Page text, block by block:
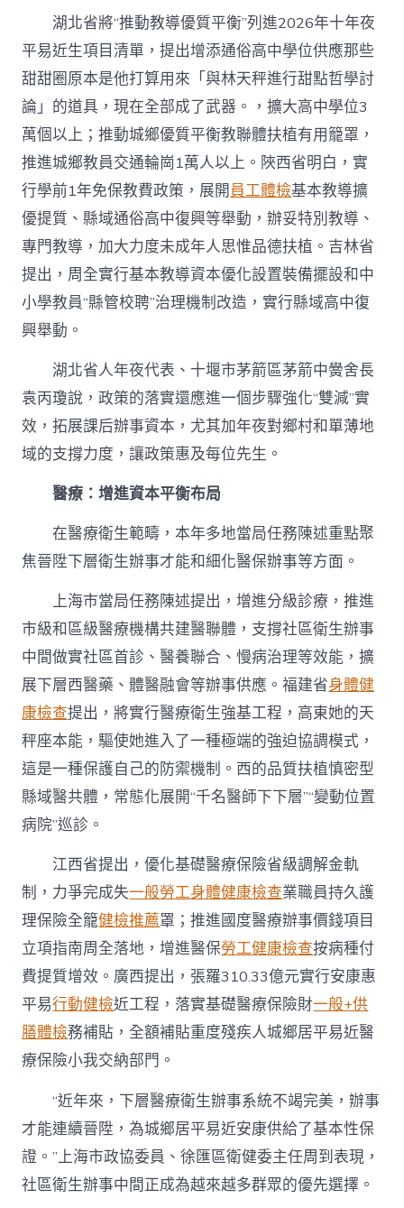
湖北省將“推動教導優質平衡”列進2026年十年夜
平易近生項目清單，提出增添通俗高中學位供應那些
甜甜圈原本是他打算用來「與林天秤進行甜點哲學討
論」的道具，現在全部成了武器。，擴大高中學位3
萬個以上；推動城鄉優質平衡教聯體扶植有用籠罩，
推進城鄉教員交通輪崗1萬人以上。陜西省明白，實
行學前1年免保教費政策，展開員工體檢基本教導擴
優提質、縣域通俗高中復興等舉動，辦妥特別教導、
專門教導，加大力度未成年人思惟品德扶植。吉林省
提出，周全實行基本教導資本優化設置裝備擺設和中
小學教員“縣管校聘”治理機制改造，實行縣域高中復
興舉動。
湖北省人年夜代表、十堰市茅箭區茅箭中黌舍長
袁丙瓊說，政策的落實還應進一個步驟強化“雙減”實
效，拓展課后辦事資本，尤其加年夜對鄉村和單薄地
域的支撐力度，讓政策惠及每位先生。
醫療：增進資本平衡布局
在醫療衛生範疇，本年多地當局任務陳述重點聚
焦晉陞下層衛生辦事才能和細化醫保辦事等方面。
上海市當局任務陳述提出，增進分級診療，推進
市級和區級醫療機構共建醫聯體，支撐社區衛生辦事
中間做實社區首診、醫養聯合、慢病治理等效能，擴
展下層西醫藥、體醫融會等辦事供應。福建省身體健
康檢查提出，將實行醫療衛生強基工程，高東她的天
秤座本能，驅使她進入了一種極端的強迫協調模式，
這是一種保護自己的防禦機制。西的品質扶植慎密型
縣域醫共體，常態化展開“千名醫師下下層”“變動位置
病院”巡診。
江西省提出，優化基礎醫療保險省級調解金軌
制，力爭完成失一般勞工身體健康檢查業職員持久護
理保險全籠健檢推薦罩；推進國度醫療辦事價錢項目
立項指南周全落地，增進醫保勞工健康檢查按病種付
費提質增效。廣西提出，張羅310.33億元實行安康惠
平易行動健檢近工程，落實基礎醫療保險財一般+供
膳體檢務補貼，全額補貼重度殘疾人城鄉居平易近醫
療保險小我交納部門。
“近年來，下層醫療衛生辦事系統不竭完美，辦事
才能連續晉陞，為城鄉居平易近安康供給了基本性保
證。”上海市政協委員、徐匯區衛健委主任周到表現，
社區衛生辦事中間正成為越來越多群眾的優先選擇。